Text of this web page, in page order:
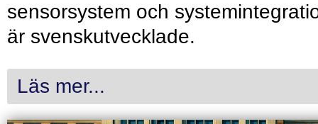
sensorsystem och
är svenskutvecklade.
Läs mer...